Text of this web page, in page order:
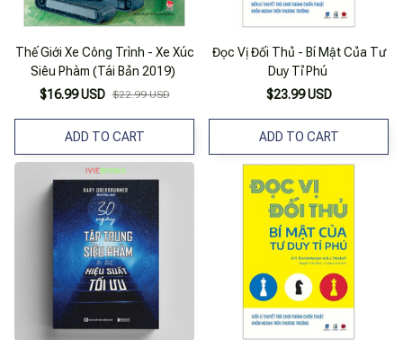
Thế Giới Xe Công Trình - Xe Xúc
Siêu Phàm (Tái Bản 2019)
$16.99 USD $22.99 USD
ADD TO CART
Đọc Vị Đối Thủ - Bí Mật Của Tư
Duy Tỉ Phú
$23.99 USD
ADD TO CART